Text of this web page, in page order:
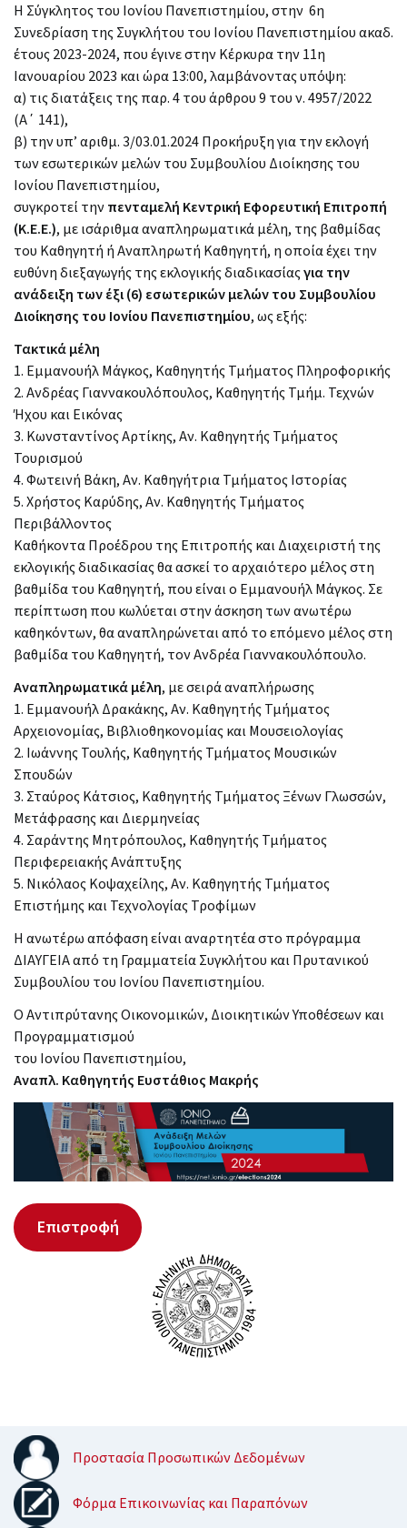
Η Σύγκλητος του Ιονίου Πανεπιστημίου, στην 6η
Συνεδρίαση της Συγκλήτου του Ιονίου Πανεπιστημίου ακαδ.
έτους 2023-2024, που έγινε στην Κέρκυρα την 11η
Ιανουαρίου 2023 και ώρα 13:00, λαμβάνοντας υπόψη:
α) τις διατάξεις της παρ. 4 του άρθρου 9 του ν. 4957/2022
(Α΄ 141),
β) την υπ’ αριθμ. 3/03.01.2024 Προκήρυξη για την εκλογή
των εσωτερικών μελών του Συμβουλίου Διοίκησης του
Ιονίου Πανεπιστημίου,
συγκροτεί τηνπενταμελή Κεντρική Εφορευτική Επιτροπή
(Κ.Ε.Ε.), με ισάριθμα αναπληρωματικά μέλη, της βαθμίδας
του Καθηγητή ή Αναπληρωτή Καθηγητή, η οποία έχει την
ευθύνη διεξαγωγής της εκλογικής διαδικασίαςγια την
ανάδειξη των έξι (6) εσωτερικών μελών του Συμβουλίου
Διοίκησης του Ιονίου Πανεπιστημίου, ως εξής:
Τακτικά μέλη
1. Εμμανουήλ Μάγκος, Καθηγητής Τμήματος Πληροφορικής
2. Ανδρέας Γιαννακουλόπουλος, Καθηγητής Τμήμ. Τεχνών
Ήχου και Εικόνας
3. Κωνσταντίνος Αρτίκης, Αν. Καθηγητής Τμήματος
Τουρισμού
4. Φωτεινή Βάκη, Αν. Καθηγήτρια Τμήματος Ιστορίας
5. Χρήστος Καρύδης, Αν. Καθηγητής Τμήματος
Περιβάλλοντος
Καθήκοντα Προέδρου της Επιτροπής και Διαχειριστή της
εκλογικής διαδικασίας θα ασκεί το αρχαιότερο μέλος στη
βαθμίδα του Καθηγητή, που είναι ο Εμμανουήλ Μάγκος. Σε
περίπτωση που κωλύεται στην άσκηση των ανωτέρω
καθηκόντων, θα αναπληρώνεται από το επόμενο μέλος στη
βαθμίδα του Καθηγητή, τον Ανδρέα Γιαννακουλόπουλο.
Αναπληρωματικά μέλη, με σειρά αναπλήρωσης
1. Εμμανουήλ Δρακάκης, Αν. Καθηγητής Τμήματος
Αρχειονομίας, Βιβλιοθηκονομίας και Μουσειολογίας
2. Ιωάννης Τουλής, Καθηγητής Τμήματος Μουσικών
Σπουδών
3. Σταύρος Κάτσιος, Καθηγητής Τμήματος Ξένων Γλωσσών,
Μετάφρασης και Διερμηνείας
4. Σαράντης Μητρόπουλος, Καθηγητής Τμήματος
Περιφερειακής Ανάπτυξης
5. Νικόλαος Κοψαχείλης, Αν. Καθηγητής Τμήματος
Επιστήμης και Τεχνολογίας Τροφίμων
Η ανωτέρω απόφαση είναι αναρτητέα στο πρόγραμμα
ΔΙΑΥΓΕΙΑ από τη Γραμματεία Συγκλήτου και Πρυτανικού
Συμβουλίου του Ιονίου Πανεπιστημίου.
Ο Αντιπρύτανης Οικονομικών, Διοικητικών Υποθέσεων και
Προγραμματισμού
του Ιονίου Πανεπιστημίου,
Αναπλ. Καθηγητής Ευστάθιος Μακρής
Επιστροφή
Προστασία Προσωπικών Δεδομένων
Φόρμα Επικοινωνίας και Παραπόνων